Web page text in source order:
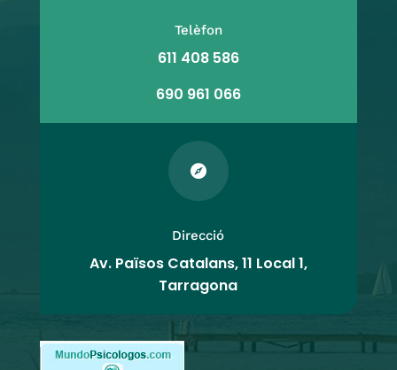
Telèfon
611 408 586
690 961 066

Direcció
Av. Països Catalans, 11 Local 1,
Tarragona